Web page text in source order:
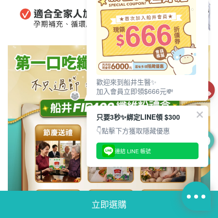
立即選購
歡迎來到船井生醫✨
加入會員立即領$666元💸
只要3秒✨綁定LINE領 $300
👇點擊下方獲取隱藏優惠
連結 LINE 帳號